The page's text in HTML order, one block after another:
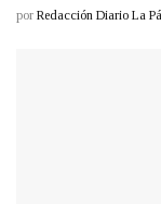
por Redacción Diario La